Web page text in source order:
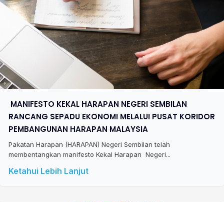
​ MANIFESTO KEKAL HARAPAN NEGERI SEMBILAN
RANCANG SEPADU EKONOMI MELALUI PUSAT KORIDOR
PEMBANGUNAN HARAPAN MALAYSIA
Pakatan Harapan (HARAPAN) Negeri Sembilan telah
membentangkan manifesto Kekal Harapan Negeri...
Ketahui Lebih Lanjut